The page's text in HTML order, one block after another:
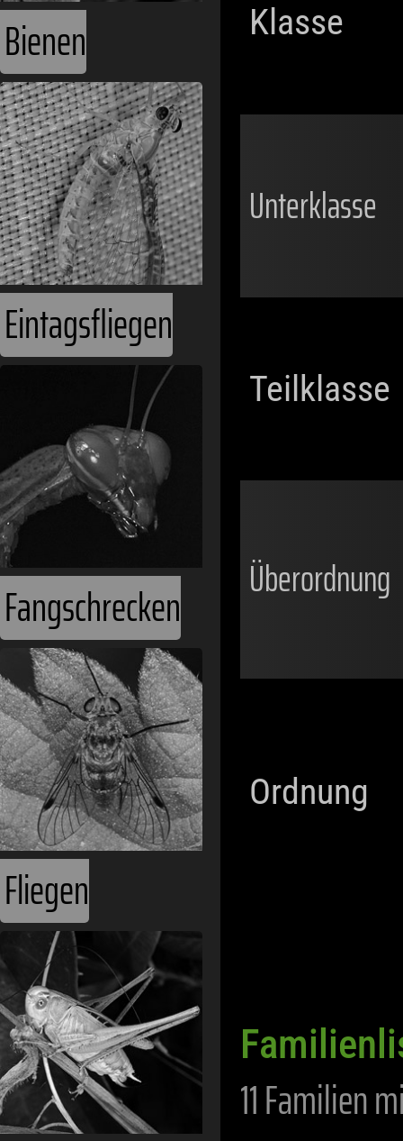
Bienen
Eintagsfliegen
Fangschrecken
Fliegen
Klasse
Unterklasse
Teilklasse
Überordnung
Ordnung
11 Familien